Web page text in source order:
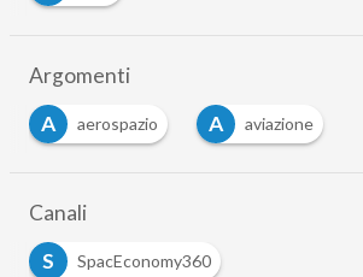
Argomenti
A
aerospazio A
aviazione
Canali
S
SpacEconomy360